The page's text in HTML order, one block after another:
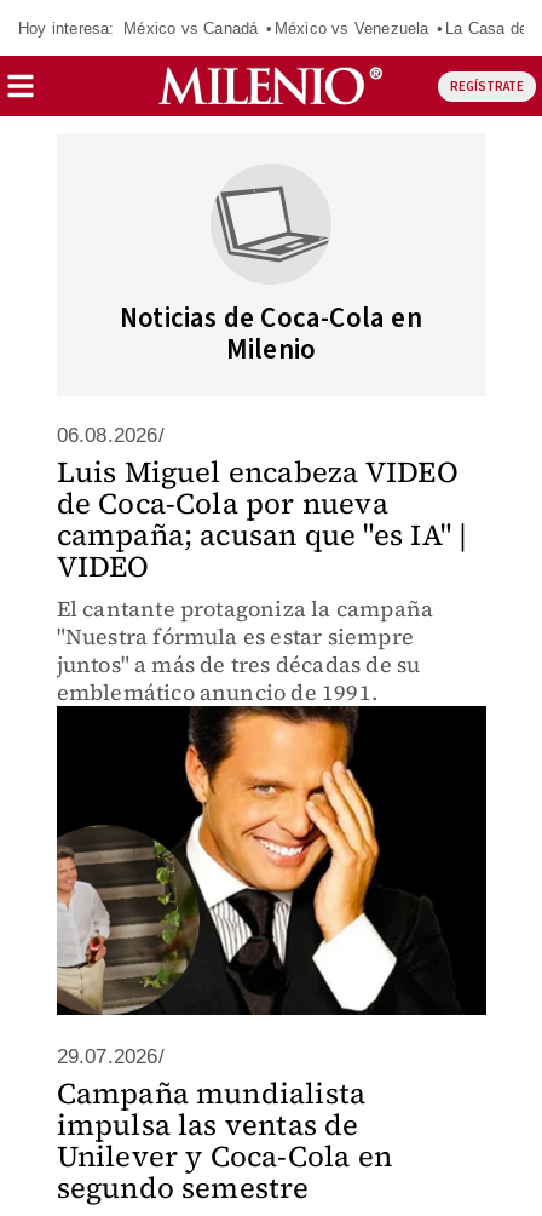
Hoy interesa: México vs Canadá México vs Venezuela La Casa de
REGÍSTRATE
Noticias de Coca-Cola en
Milenio
06.08.2026/
Luis Miguel encabeza VIDEO
de Coca-Cola por nueva
campaña; acusan que "es IA" |
VIDEO
El cantante protagoniza la campaña
"Nuestra fórmula es estar siempre
juntos" a más de tres décadas de su
emblemático anuncio de 1991.
29.07.2026/
Campaña mundialista
impulsa las ventas de
Unilever y Coca-Cola en
segundo semestre